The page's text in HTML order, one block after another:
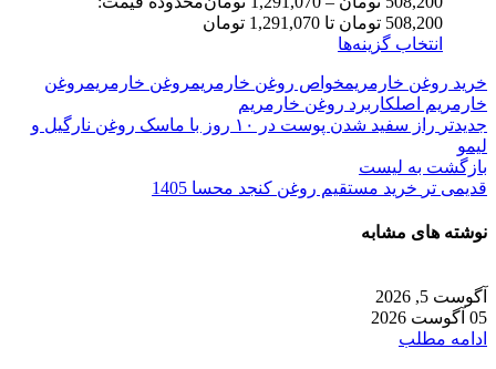
508,200 تومان تا 1,291,070 تومان
انتخاب گزینه‌ها
خرید روغن خارمریمخواص روغن خارمریمروغن خارمریمروغن
خارمریم اصلکاربرد روغن خارمریم
جدیدتر
راز سفید شدن پوست در ۱۰ روز با ماسک روغن نارگیل و
لیمو
بازگشت به لیست
قدیمی تر خرید مستقیم روغن کنجد محسا 1405
نوشته های مشابه
آگوست 5, 2026
05 آگوست 2026
ادامه مطلب